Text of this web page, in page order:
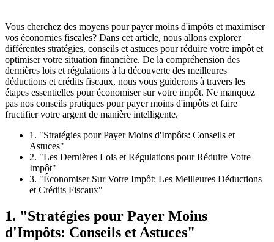
Vous cherchez des moyens pour payer moins d'impôts et maximiser
vos économies fiscales? Dans cet article, nous allons explorer
différentes stratégies, conseils et astuces pour réduire votre impôt et
optimiser votre situation financière. De la compréhension des
dernières lois et régulations à la découverte des meilleures
déductions et crédits fiscaux, nous vous guiderons à travers les
étapes essentielles pour économiser sur votre impôt. Ne manquez
pas nos conseils pratiques pour payer moins d'impôts et faire
fructifier votre argent de manière intelligente.
1. "Stratégies pour Payer Moins d'Impôts: Conseils et
Astuces"
2. "Les Dernières Lois et Régulations pour Réduire Votre
Impôt"
3. "Économiser Sur Votre Impôt: Les Meilleures Déductions
et Crédits Fiscaux"
1. "Stratégies pour Payer Moins
d'Impôts: Conseils et Astuces"